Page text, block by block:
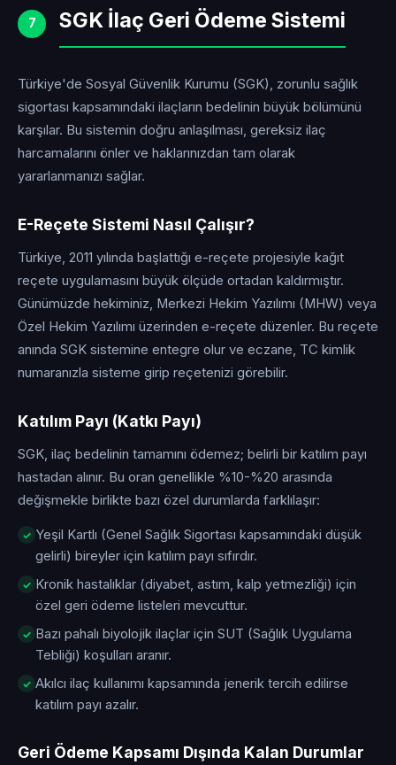
7 SGK İlaç Geri Ödeme Sistemi
Türkiye'de Sosyal Güvenlik Kurumu (SGK), zorunlu sağlık
sigortası kapsamındaki ilaçların bedelinin büyük bölümünü
karşılar. Bu sistemin doğru anlaşılması, gereksiz ilaç
harcamalarını önler ve haklarınızdan tam olarak
yararlanmanızı sağlar.
E-Reçete Sistemi Nasıl Çalışır?
Türkiye, 2011 yılında başlattığı e-reçete projesiyle kağıt
reçete uygulamasını büyük ölçüde ortadan kaldırmıştır.
Günümüzde hekiminiz, Merkezi Hekim Yazılımı (MHW) veya
Özel Hekim Yazılımı üzerinden e-reçete düzenler. Bu reçete
anında SGK sistemine entegre olur ve eczane, TC kimlik
numaranızla sisteme girip reçetenizi görebilir.
Katılım Payı (Katkı Payı)
SGK, ilaç bedelinin tamamını ödemez; belirli bir katılım payı
hastadan alınır. Bu oran genellikle %10-%20 arasında
değişmekle birlikte bazı özel durumlarda farklılaşır:
Yeşil Kartlı (Genel Sağlık Sigortası kapsamındaki düşük
gelirli) bireyler için katılım payı sıfırdır.
Kronik hastalıklar (diyabet, astım, kalp yetmezliği) için
özel geri ödeme listeleri mevcuttur.
Bazı pahalı biyolojik ilaçlar için SUT (Sağlık Uygulama
Tebliği) koşulları aranır.
Akılcı ilaç kullanımı kapsamında jenerik tercih edilirse
katılım payı azalır.
Geri Ödeme Kapsamı Dışında Kalan Durumlar